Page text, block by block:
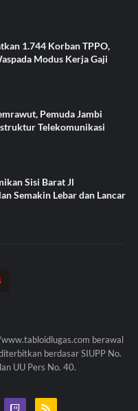
1.744 Korban TPPO,
Modus Kerja Gaji
Pemuda Jambi
Telekomunikasi
Sisi Barat Jl
Semakin Lebar dan Lancar
berawal
berdasar SIUPP No.
UU Pers No. 40.